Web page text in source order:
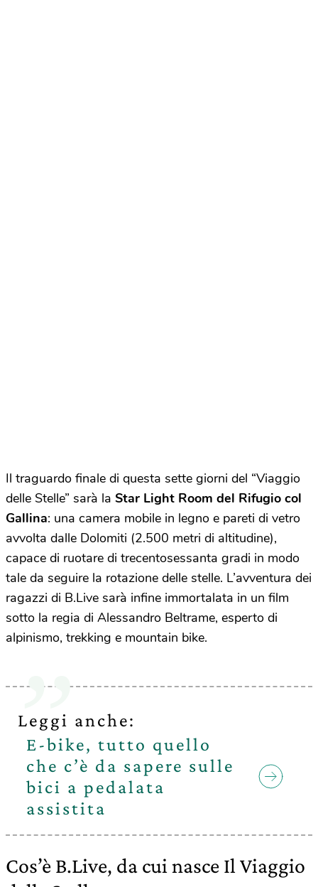
Il traguardo finale di questa sette giorni del “Viaggio
delle Stelle” sarà la Star Light Room del Rifugio col
Gallina: una camera mobile in legno e pareti di vetro
avvolta dalle Dolomiti (2.500 metri di altitudine),
capace di ruotare di trecentosessanta gradi in modo
tale da seguire la rotazione delle stelle. L’avventura dei
ragazzi di B.Live sarà infine immortalata in un film
sotto la regia di Alessandro Beltrame, esperto di
alpinismo, trekking e mountain bike.
Leggi anche:
E-bike, tutto quello
che c’è da sapere sulle
bici a pedalata
assistita
Cos’è B.Live, da cui nasce Il Viaggio